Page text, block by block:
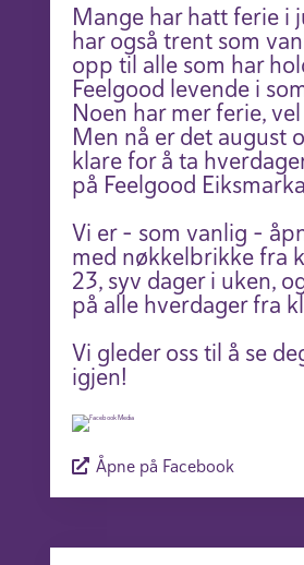
Mange har hatt ferie i
har også trent som
opp til alle som har
Feelgood levende i
Noen har mer ferie,
Men nå er det august
klare for å ta
på Feelgood
Vi er – som vanlig –
med nøkkelbrikke fra
23, syv dager i uken,
på alle hverdager fra
Vi gleder oss til å se
igjen!
Åpne på Facebook